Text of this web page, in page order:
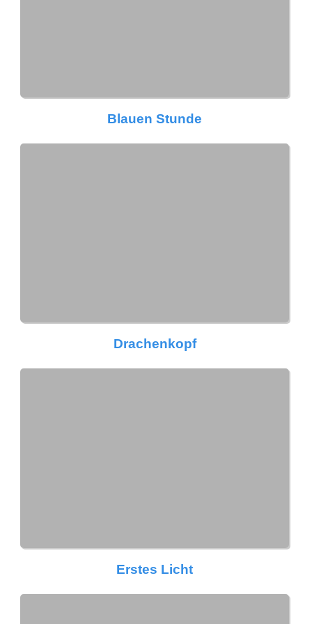
Blauen Stunde
Drachenkopf
Erstes Licht